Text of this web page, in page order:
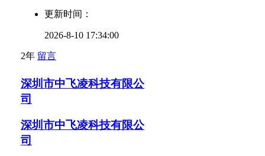
更新时间：
2026-8-10 17:34:00
2年 留言
深圳市中飞凌科技有限公
司
深圳市中飞凌科技有限公
司